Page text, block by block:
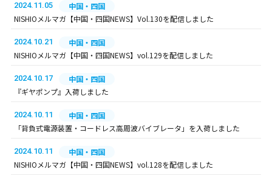
2024.11.05
中国・四国
NISHIOメルマガ【中国・四国NEWS】Vol.130を配信しました
2024.10.21
中国・四国
NISHIOメルマガ【中国・四国NEWS】vol.129を配信しました
2024.10.17
中国・四国
『ギヤポンプ』入荷しました
2024.10.11
中国・四国
「背負式電源装置・コードレス高周波バイブレータ」を入荷しました
2024.10.11
中国・四国
NISHIOメルマガ【中国・四国NEWS】vol.128を配信しました